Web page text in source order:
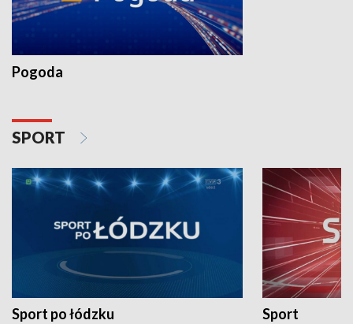
Pogoda
SPORT
Sport po łódzku Sport